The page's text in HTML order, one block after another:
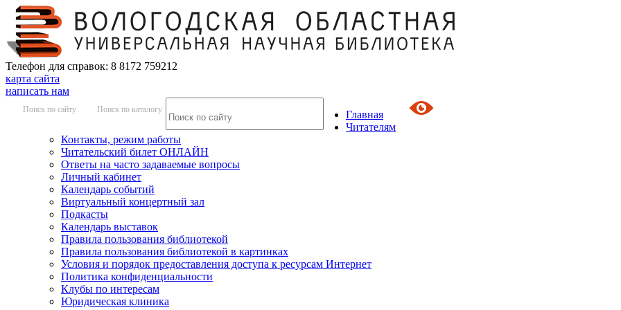
Телефон для справок: 8 8172 759212
карта сайта
написать нам
Поиск по сайту Поиск по каталогу
Главная
Читателям
Контакты, режим работы
Читательский билет ОНЛАЙН
Ответы на часто задаваемые вопросы
Личный кабинет
Календарь событий
Виртуальный концертный зал
Подкасты
Календарь выставок
Правила пользования библиотекой
Правила пользования библиотекой в картинках
Условия и порядок предоставления доступа к ресурсам Интернет
Политика конфиденциальности
Клубы по интересам
Юридическая клиника